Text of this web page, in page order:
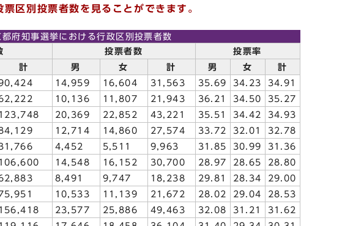
区別投票者数を見ることができます。
都府知事選挙における行政区別投票者数
投票者数
投票率
計
男 女 計 男 女
計
14,959 16,604 31,563 35.69 34.23
34.91
10,136 11,807 21,943 36.21 34.50
35.27
20,369 22,852 43,221 35.51 34.42
34.93
12,714 14,860 27,574 33.72 32.01
32.78
4,452 5,511 9,963 31.85 30.99
31.36
14,548 16,152 30,700 28.97 28.65
28.80
8,491 9,747 18,238 29.81 28.34
29.00
10,533 11,139 21,672 28.02 29.04
28.53
23,577 25,886 49,463 32.08 31.21
31.62